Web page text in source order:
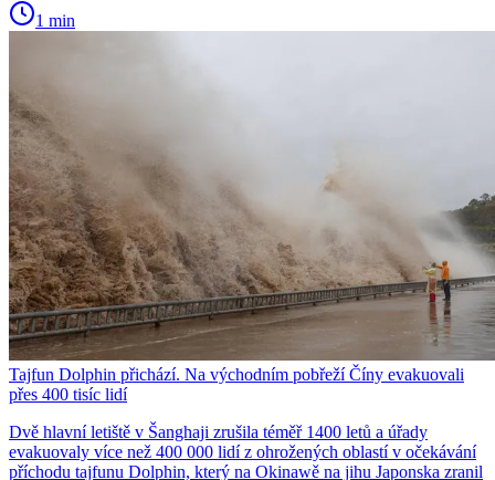
1 min
Tajfun Dolphin přichází. Na východním pobřeží Číny evakuovali
přes 400 tisíc lidí
Dvě hlavní letiště v Šanghaji zrušila téměř 1400 letů a úřady
evakuovaly více než 400 000 lidí z ohrožených oblastí v očekávání
příchodu tajfunu Dolphin, který na Okinawě na jihu Japonska zranil